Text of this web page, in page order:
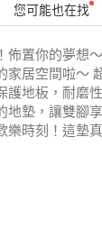
您可能也在找
佈置你的夢想
家居空間啦～
護地板，耐磨
地墊，讓雙腳
時刻！這墊